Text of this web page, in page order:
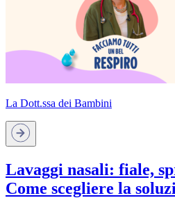
La Dott.ssa dei Bambini
Lavaggi nasali: fiale,
Come scegliere la